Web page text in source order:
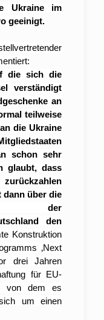
Ukraine im
geeinigt.
die sich die
verständigt
an
teilweise
die Ukraine
schon sehr
glaubt, dass
dann über die
der
den
Konstruktion
‚Next
drei Jahren
für EU-
von dem es
um einen